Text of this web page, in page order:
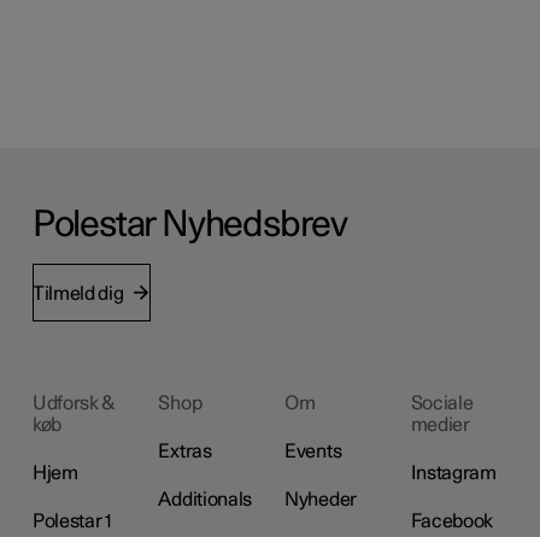
Polestar Nyhedsbrev
Tilmeld dig
Udforsk &
køb
Hjem
Polestar 1
Shop
Extras
Additionals
Om
Events
Nyheder
Sociale
medier
Instagram
Facebook